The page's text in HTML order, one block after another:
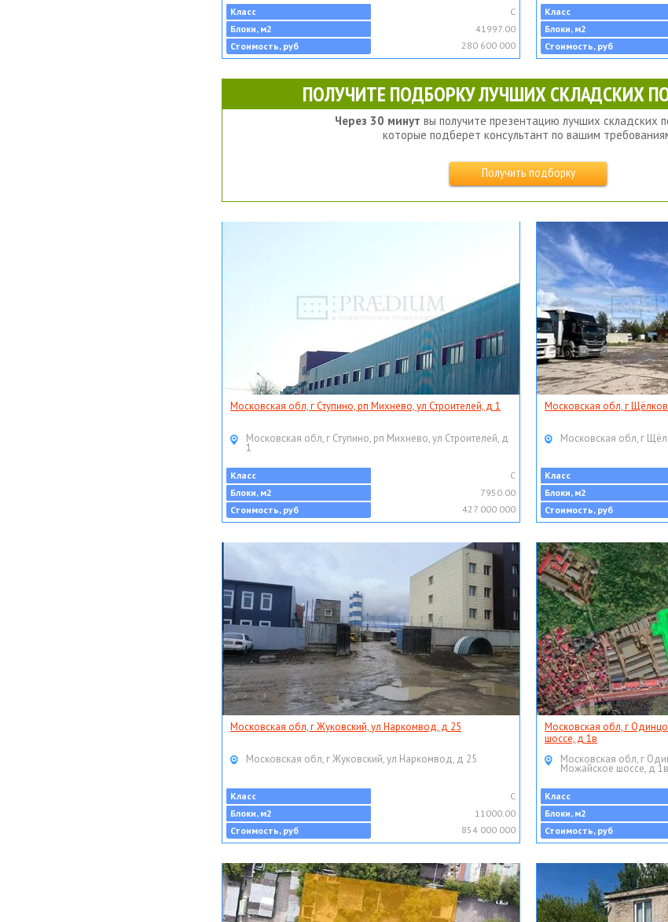
Класс
C
Блоки, м2
41997.00
Стоимость, руб
280 600 000
Класс
Блоки, м2
Стоимость, руб
ПОЛУЧИТЕ ПОДБОРКУ ЛУЧШИХ СКЛАДСКИХ
Через 30 минут вы получите презентацию лучших складских
которые подберет консультант по вашим
Получить подборку
Московская обл, г Ступино, рп Михнево, ул Строителей, д 1
Московская обл, г Ступино, рп Михнево, ул Строителей, д
1
Класс
C
Блоки, м2
7950.00
Стоимость, руб
427 000 000
Московская обл, г
Московская обл, г
Класс
Блоки, м2
Стоимость, руб
Московская обл, г Жуковский, ул Наркомвод, д 25
Московская обл, г Жуковский, ул Наркомвод, д 25
Класс
C
Блоки, м2
11000.00
Стоимость, руб
854 000 000
Московская обл, г
шоссе, д 1в
Московская обл, г
Можайское шоссе, д 1в
Класс
Блоки, м2
Стоимость, руб